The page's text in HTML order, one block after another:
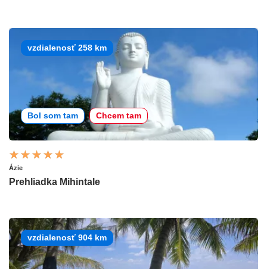
vzdialenosť 258 km
Bol som tam Chcem tam
Ázie
Prehliadka Mihintale
vzdialenosť 904 km